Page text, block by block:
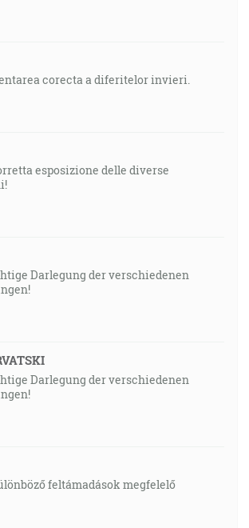
corecta a diferitelor invieri.
esposizione delle diverse
Darlegung der verschiedenen
Darlegung der verschiedenen
feltámadások megfelelő